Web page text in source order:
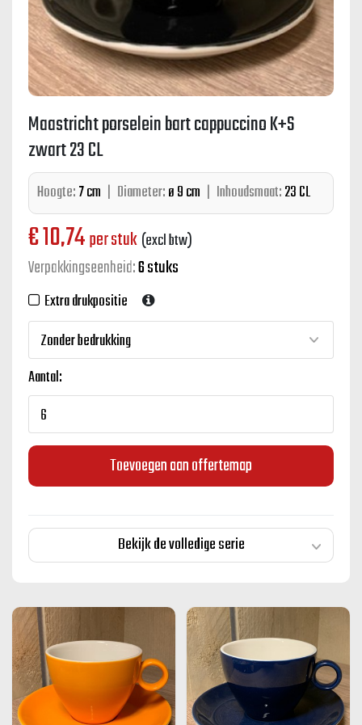
Maastricht porselein bart cappuccino K+S
zwart 23 CL
Hoogte:7 cm | Diameter:ø 9 cm | Inhoudsmaat:23 CL
€10,74per stuk (excl btw)
Verpakkingseenheid:6 stuks
Extra drukpositie
Aantal:
Toevoegen aan offertemap
Bekijk de volledige serie